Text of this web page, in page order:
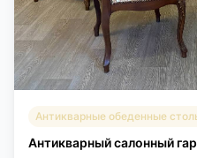
Антикварные обеденные
Антикварный салонный